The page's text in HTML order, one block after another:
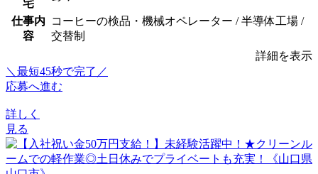
宅
仕事内
容
コーヒーの検品・機械オペレーター / 半導体工場 /
交替制
詳細を表示
＼最短45秒で完了／
応募へ進む
詳しく
見る